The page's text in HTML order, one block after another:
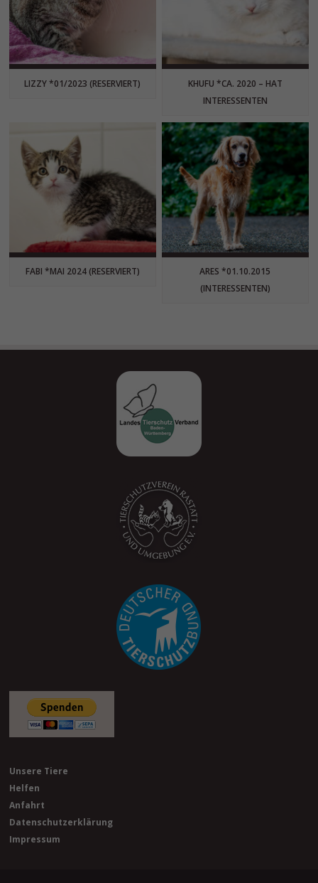
LIZZY *01/2023 (RESERVIERT)
KHUFU *CA. 2020 – HAT
INTERESSENTEN
FABI *MAI 2024 (RESERVIERT)
ARES *01.10.2015
(INTERESSENTEN)
Unsere Tiere
Helfen
Anfahrt
Datenschutzerklärung
Impressum